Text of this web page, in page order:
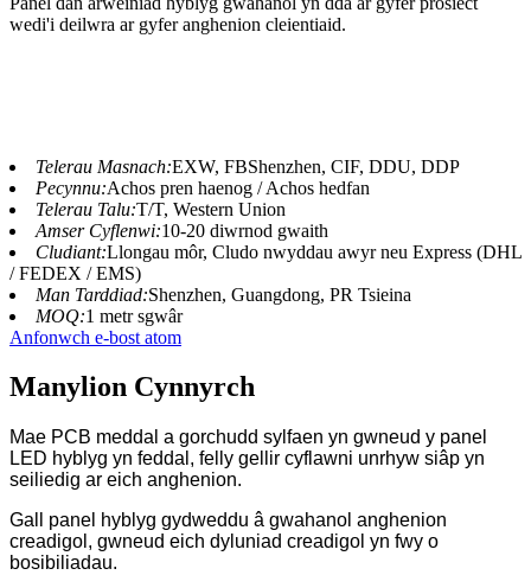
wedi'i deilwra ar gyfer anghenion cleientiaid.
Telerau Masnach:EXW, FBShenzhen, CIF, DDU, DDP
Pecynnu:Achos pren haenog / Achos hedfan
Telerau Talu:T/T, Western Union
Amser Cyflenwi:10-20 diwrnod gwaith
Cludiant:Llongau môr, Cludo nwyddau awyr neu Express (DHL
/ FEDEX / EMS)
Man Tarddiad:Shenzhen, Guangdong, PR Tsieina
MOQ:1 metr sgwâr
Anfonwch e-bost atom
Manylion Cynnyrch
Mae PCB meddal a gorchudd sylfaen yn gwneud y panel
LED hyblyg yn feddal, felly gellir cyflawni unrhyw siâp yn
seiliedig ar eich anghenion.
Gall panel hyblyg gydweddu â gwahanol anghenion
creadigol, gwneud eich dyluniad creadigol yn fwy o
bosibiliadau.